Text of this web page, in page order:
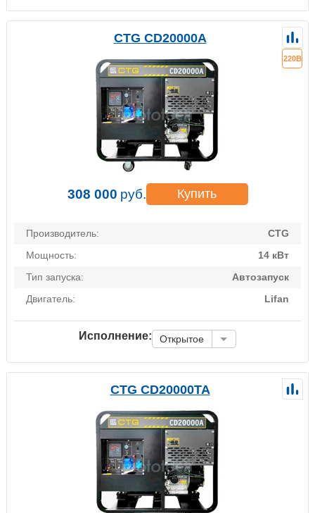
CTG CD20000A
220В
308 000 руб. Купить
Производитель:
CTG
Мощность:
14 кВт
Тип запуска:
Автозапуск
Двигатель:
Lifan
Исполнение: Открытое
CTG CD20000TA